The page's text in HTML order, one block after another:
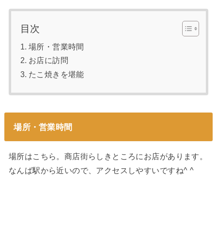
目次
場所・営業時間
お店に訪問
たこ焼きを堪能
場所・営業時間
場所はこちら。商店街らしきところにお店があります。
なんば駅から近いので、アクセスしやすいですね^ ^